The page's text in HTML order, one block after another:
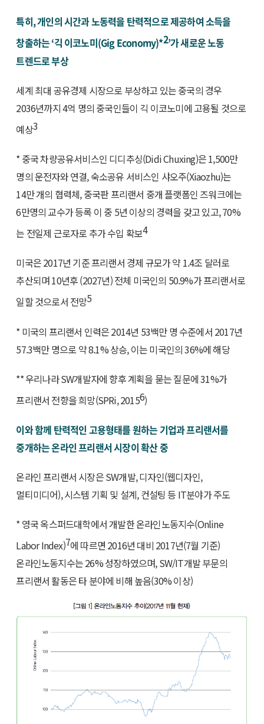
특히, 개인의 시간과 노동력을 탄력적으로 제공하여 소득을
창출하는 ‘긱 이코노미(Gig Economy)*2’가 새로운 노동
트렌드로 부상
세계 최대 공유경제 시장으로 부상하고 있는 중국의 경우
2036년까지 4억 명의 중국인들이 긱 이코노미에 고용될 것으로
예상3
* 중국 차량공유서비스인 디디추싱(Didi Chuxing)은 1,500만
명의 운전자와 연결, 숙소공유 서비스인 샤오주(Xiaozhu)는
14만 개의 협력체, 중국판 프리랜서 중개 플랫폼인 즈워크에는
6만명의 교수가 등록 이 중 5년 이상의 경력을 갖고 있고, 70%
는 전일제 근로자로 추가 수입 확보4
미국은 2017년 기준 프리랜서 경제 규모가 약 1.4조 달러로
추산되며 10년후 (2027년) 전체 미국인의 50.9%가 프리랜서로
일할 것으로서 전망5
* 미국의 프리랜서 인력은 2014년 53백만 명 수준에서 2017년
57.3백만 명으로 약 8.1% 상승, 이는 미국인의 36%에 해당
** 우리나라 SW개발자에 향후 계획을 묻는 질문에 31%가
프리랜서 전향을 희망(SPRi, 20156)
이와 함께 탄력적인 고용형태를 원하는 기업과 프리랜서를
중개하는 온라인 프리랜서 시장이 확산 중
온라인 프리랜서 시장은 SW개발, 디자인(웹디자인,
멀티미디어), 시스템 기획 및 설계, 컨설팅 등 IT분야가 주도
* 영국 옥스퍼드대학에서 개발한 온라인노동지수(Online
Labor Index)7에 따르면 2016년 대비 2017년(7월 기준)
온라인노동지수는 26% 성장하였으며, SW/IT개발 부문의
프리랜서 활동은 타 분야에 비해 높음(30% 이상)